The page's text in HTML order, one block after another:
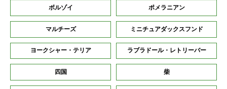
ボルゾイ ポメラニアン
マルチーズ ミニチュアダックスフンド
ヨークシャー・テリア ラブラドール・レトリーバー
四国 柴